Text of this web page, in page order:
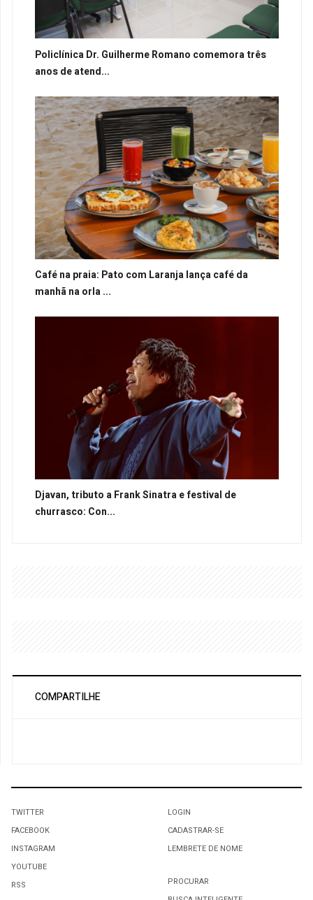
Policlínica Dr. Guilherme Romano comemora três
anos de atend...
Café na praia: Pato com Laranja lança café da
manhã na orla ...
Djavan, tributo a Frank Sinatra e festival de
churrasco: Con...
COMPARTILHE
TWITTER
FACEBOOK
INSTAGRAM
YOUTUBE
RSS
LOGIN
CADASTRAR-SE
LEMBRETE DE NOME
PROCURAR